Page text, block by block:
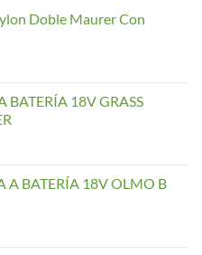
Doble Maurer Con
BATERÍA 18V GRASS
A BATERÍA 18V OLMO B